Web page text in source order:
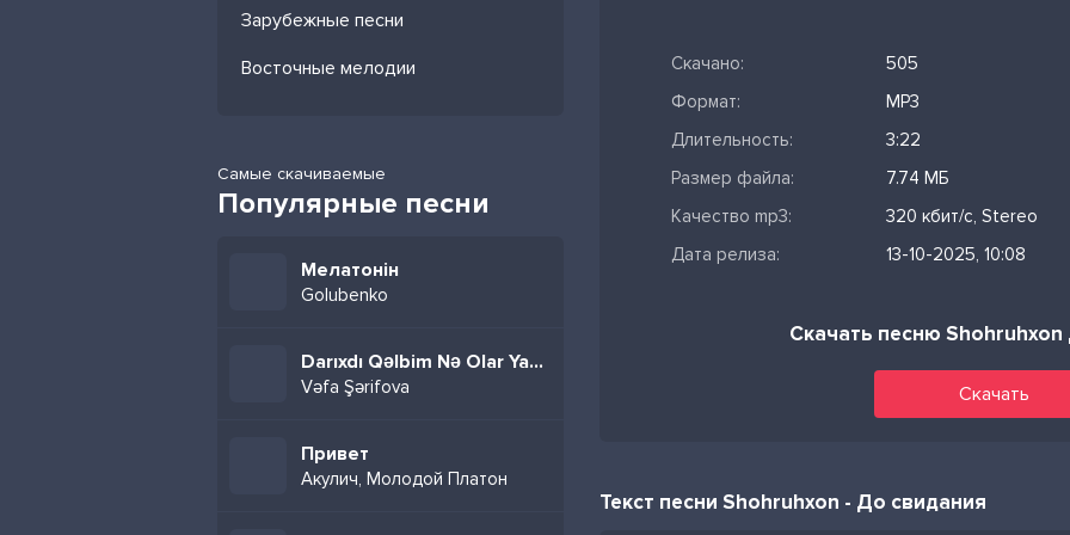
Зарубежные песни
Восточные мелодии
Самые скачиваемые
Популярные песни
Мелатонін
Golubenko
Darıxdı Qəlbim Nə Olar Yaz Mənə
Vəfa Şərifova
Привет
Акулич, Молодой Платон
Скачано:
505
Формат:
MP3
Длительность:
3:22
Размер файла:
7.74 МБ
Качество mp3:
320 кбит/с, Stereo
Дата релиза:
13-10-2025, 10:08
Скачать песню
Скачать
Текст песни Shohruhxon - До свидания